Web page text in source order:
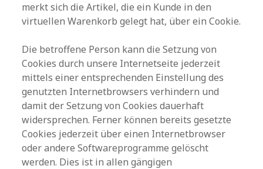
merkt sich die Artikel, die ein Kunde in den
virtuellen Warenkorb gelegt hat, über ein Cookie.
Die betroffene Person kann die Setzung von
Cookies durch unsere Internetseite jederzeit
mittels einer entsprechenden Einstellung des
genutzten Internetbrowsers verhindern und
damit der Setzung von Cookies dauerhaft
widersprechen. Ferner können bereits gesetzte
Cookies jederzeit über einen Internetbrowser
oder andere Softwareprogramme gelöscht
werden. Dies ist in allen gängigen